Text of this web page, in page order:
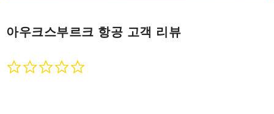
아우크스부르크 항공 고객 리뷰